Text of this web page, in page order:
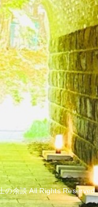
の余談 All Rights Reserved.